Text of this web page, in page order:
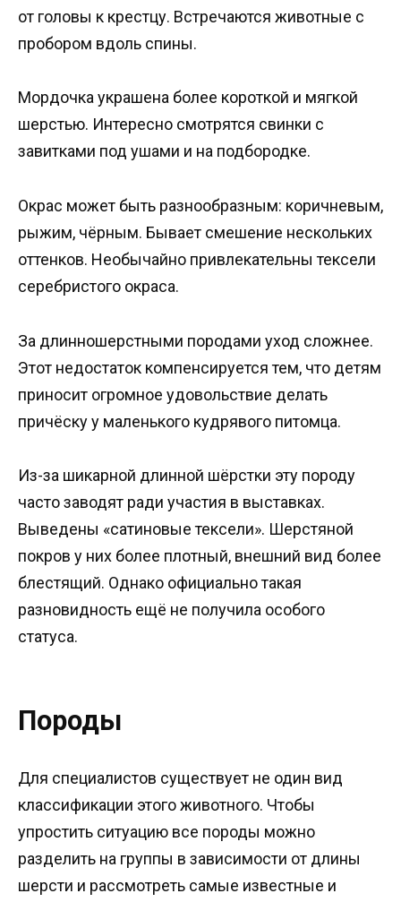
от головы к крестцу. Встречаются животные с
пробором вдоль спины.
Мордочка украшена более короткой и мягкой
шерстью. Интересно смотрятся свинки с
завитками под ушами и на подбородке.
Окрас может быть разнообразным: коричневым,
рыжим, чёрным. Бывает смешение нескольких
оттенков. Необычайно привлекательны тексели
серебристого окраса.
За длинношерстными породами уход сложнее.
Этот недостаток компенсируется тем, что детям
приносит огромное удовольствие делать
причёску у маленького кудрявого питомца.
Из-за шикарной длинной шёрстки эту породу
часто заводят ради участия в выставках.
Выведены «сатиновые тексели». Шерстяной
покров у них более плотный, внешний вид более
блестящий. Однако официально такая
разновидность ещё не получила особого
статуса.
Породы
Для специалистов существует не один вид
классификации этого животного. Чтобы
упростить ситуацию все породы можно
разделить на группы в зависимости от длины
шерсти и рассмотреть самые известные и